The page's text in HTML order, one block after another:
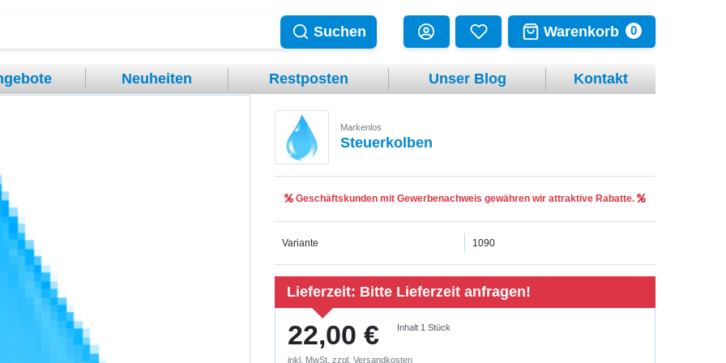
Warenkorb 0
Suchen
Neuheiten Restposten Unser Blog Kontakt
Markenlos
Steuerkolben
Geschäftskunden mit Gewerbenachweis gewähren wir attraktive Rabatte.
Variante 1090
Lieferzeit: Bitte Lieferzeit anfragen!
22,00 € Inhalt 1Stück
inkl. MwSt. zzgl. Versandkosten